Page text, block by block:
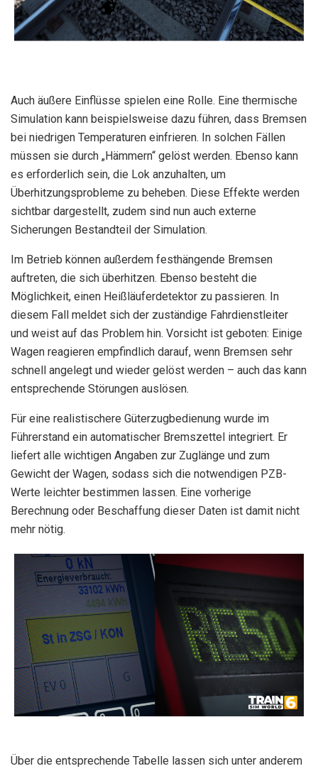
Auch äußere Einflüsse spielen eine Rolle. Eine thermische
Simulation kann beispielsweise dazu führen, dass Bremsen
bei niedrigen Temperaturen einfrieren. In solchen Fällen
müssen sie durch „Hämmern“ gelöst werden. Ebenso kann
es erforderlich sein, die Lok anzuhalten, um
Überhitzungsprobleme zu beheben. Diese Effekte werden
sichtbar dargestellt, zudem sind nun auch externe
Sicherungen Bestandteil der Simulation.
Im Betrieb können außerdem festhängende Bremsen
auftreten, die sich überhitzen. Ebenso besteht die
Möglichkeit, einen Heißläuferdetektor zu passieren. In
diesem Fall meldet sich der zuständige Fahrdienstleiter
und weist auf das Problem hin. Vorsicht ist geboten: Einige
Wagen reagieren empfindlich darauf, wenn Bremsen sehr
schnell angelegt und wieder gelöst werden – auch das kann
entsprechende Störungen auslösen.
Für eine realistischere Güterzugbedienung wurde im
Führerstand ein automatischer Bremszettel integriert. Er
liefert alle wichtigen Angaben zur Zuglänge und zum
Gewicht der Wagen, sodass sich die notwendigen PZB-
Werte leichter bestimmen lassen. Eine vorherige
Berechnung oder Beschaffung dieser Daten ist damit nicht
mehr nötig.
Über die entsprechende Tabelle lassen sich unter anderem